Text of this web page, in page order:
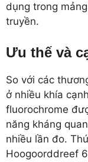
dụng trong
truyền.
Ưu thế và
So với các
ở nhiều khía
fluorochrome
năng kháng
nhiều lần đo.
Hoogoorddreef